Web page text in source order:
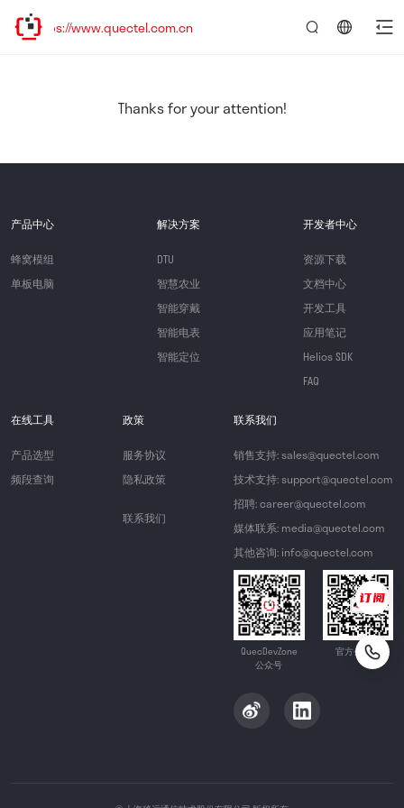
：https://www.quectel.com.cn
Thanks for your attention!
产品中心
蜂窝模组
单板电脑
解决方案
DTU
智慧农业
智能穿戴
智能电表
智能定位
开发者中心
资源下载
文档中心
开发工具
应用笔记
Helios SDK
FAQ
在线工具
产品选型
频段查询
政策
服务协议
隐私政策
联系我们
联系我们
销售支持: sales@quectel.com
技术支持: support@quectel.com
招聘: career@quectel.com
媒体联系: media@quectel.com
其他咨询: info@quectel.com
QuecDevZone
公众号
官方公众号